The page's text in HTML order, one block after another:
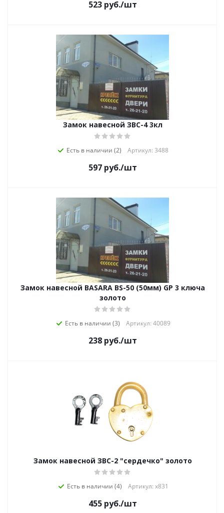
523руб./шт
Замок навесной ЗВС-4 3кл
Есть в наличии (2) Артикул: 3488
597руб./шт
Замок навесной BASARA BS-50 (50мм) GP 3 ключа
золото
Есть в наличии (3) Артикул: 40089
238руб./шт
Замок навесной ЗВС-2 "сердечко" золото
Есть в наличии (4) Артикул: х831
455руб./шт